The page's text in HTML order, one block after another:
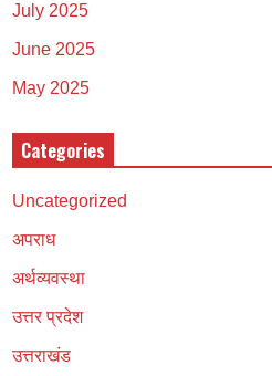
July 2025
June 2025
May 2025
Categories
Uncategorized
अपराध
अर्थव्यवस्था
उत्तर प्रदेश
उत्तराखंड